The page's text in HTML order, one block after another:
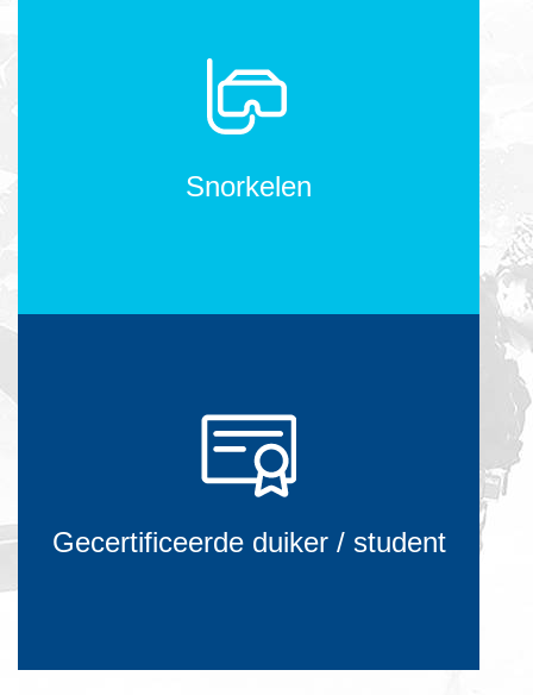
Snorkelen
Gecertificeerde duiker / student